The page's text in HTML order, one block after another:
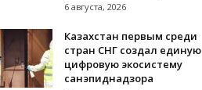
6 августа, 2026
Казахстан первым среди
стран СНГ создал единую
цифровую экосистему
санэпиднадзора